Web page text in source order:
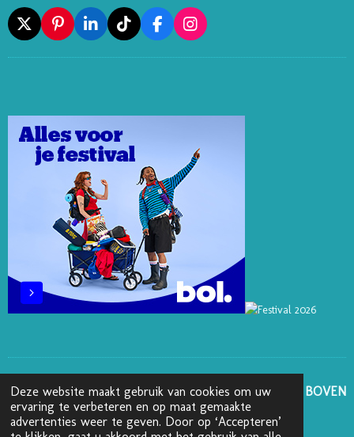
Deze website maakt gebruik van cookies om uw
ervaring te verbeteren en op maat gemaakte
advertenties weer te geven. Door op ‘Accepteren’
X
P
I
N
E
S
T
L
I
N
I
N
T
I
K
F
A
C
O
I
N
S
R
M
GA NAAR BOVEN
© 2025 - 2026 Boekenblog van Ann